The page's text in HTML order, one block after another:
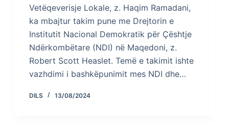
Vetëqeverisje Lokale, z. Haqim Ramadani,
ka mbajtur takim pune me Drejtorin e
Institutit Nacional Demokratik për Çështje
Ndërkombëtare (NDI) në Maqedoni, z.
Robert Scott Heaslet. Temë e takimit ishte
vazhdimi i bashkëpunimit mes NDI dhe…
DILS 13/08/2024